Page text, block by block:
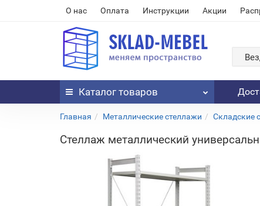
О нас Оплата Инструкции Акции
Каталог товаров
Главная Металлические стеллажи Складские
Стеллаж металлический